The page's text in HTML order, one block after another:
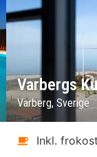
Varbergs
Varberg, Sverige
Inkl.